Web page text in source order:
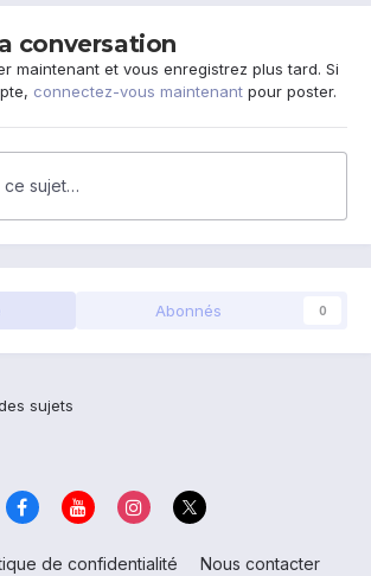
conversation
maintenant et vous enregistrez plus tard. Si
connectez-vous maintenant pour poster.
ce sujet…
Abonnés 0
sujets
de confidentialité Nous contacter